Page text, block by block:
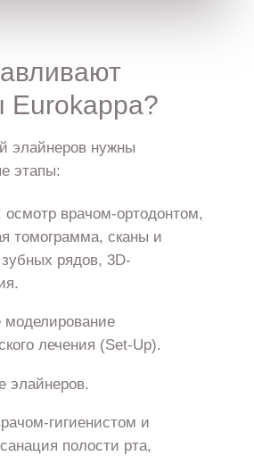
Eurokappa?
элайнеров нужны
этапы:
осмотр врачом-ортодонтом,
томограмма, сканы и
рядов, 3D-
моделирование
лечения (Set-Up).
элайнеров.
гигиенистом и
полости рта,